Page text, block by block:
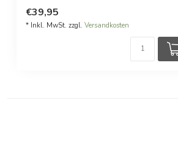
€39,95
* Inkl. MwSt. zzgl. Versandkosten